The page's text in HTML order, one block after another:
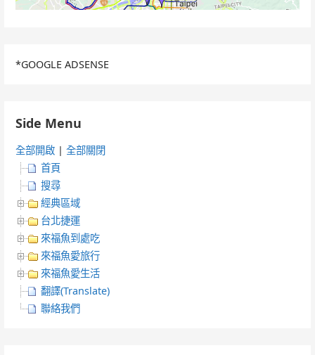
*GOOGLE ADSENSE
Side Menu
全部開啟 |全部關閉
首頁
搜尋
經典區域
台北捷運
來福魚到處吃
來福魚愛旅行
來福魚愛生活
翻譯(Translate)
聯絡我們